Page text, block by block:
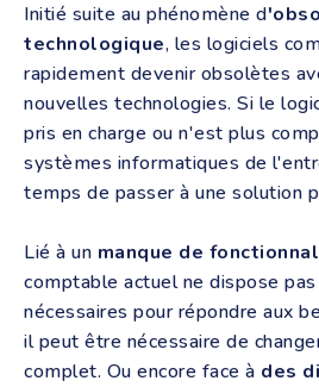
Initié suite au phénomène d
technologique, les logiciels
rapidement devenir obsolètes
nouvelles technologies. Si le
pris en charge ou n'est plus
systèmes informatiques de
temps de passer à une solution
Lié à un manque de
comptable actuel ne dispose
nécessaires pour répondre aux
il peut être nécessaire de
complet. Ou encore face à des